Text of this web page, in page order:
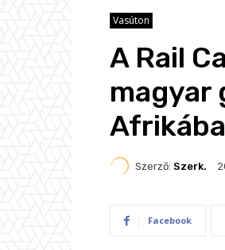
Vasúton
A Rail
magyar
Afrikába
Szerző: Szerk.
Facebook